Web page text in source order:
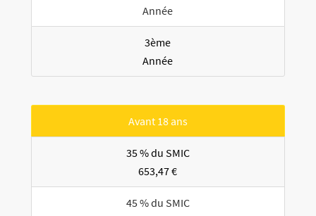
Année
3ème
Année
Avant 18 ans
35 % du SMIC
653,47 €
45 % du SMIC